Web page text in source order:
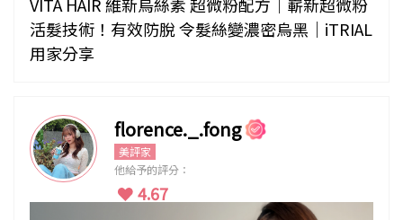
活髮技術！有效防脫 令髮絲變濃密烏黑｜iTRIAL
用家分享
florence._.fong
美評家
他給予的評分：
4.67